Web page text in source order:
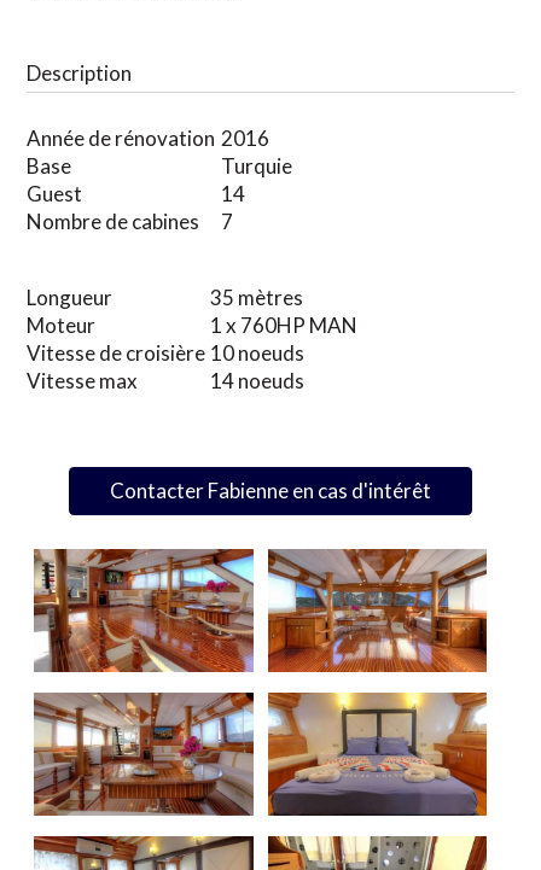
Description
Année de rénovation 2016
Base
Turquie
Guest
14
Nombre de cabines
7
Longueur
35 mètres
Moteur
1 x 760HP MAN
Vitesse de croisière 10 noeuds
Vitesse max
14 noeuds
Contacter Fabienne en cas d'intérêt